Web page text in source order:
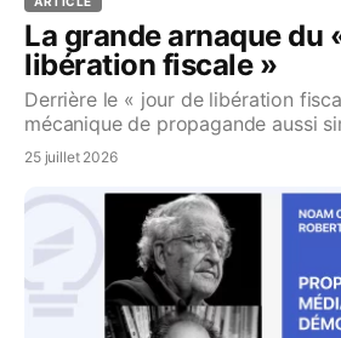
La grande arnaque du
libération fiscale »
Derrière le « jour de libération
mécanique de propagande aussi
On démonte le mythe...Source
25 juillet 2026